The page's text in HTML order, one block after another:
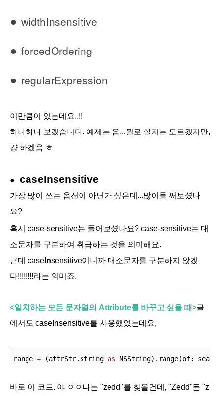
● widthInsensitive
● forcedOrdering
● regularExpression
이만큼이 있는데요..!!
하나하나 보겠습니다. 예제는 음...뭘로 할지는 모르겠지만,
걍 하겠음 ㅎ
● caseInsensitive
가장 많이 쓰는 옵션이 아닌가 싶은데...많이들 써보셨나
요?
혹시 case-sensitive는 들어보셨나요? case-sensitive는 대
소문자를 구분하여 취급하는 것을 의미해요.
근데 case Insensitive이니까 대소문자를 구분하지 않겠
다!!!!!!!!라는 의미죠.
<일치하는 모든 문자열의 Attribute를 바꾸고 싶을 때>글
에서도 case Insensitive를 사용했었는데요,
range = (attrStr.string as NSString).range(of:
바로 이 코드. 야 ㅇㅇ나는 "zedd"를 찾을건데, "Zedd"든 "z